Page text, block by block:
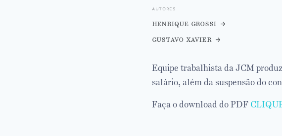
autores
henrique grossi
gustavo xavier
Equipe trabalhista da JCM
salário, além da suspensão do
Faça o download do PDF